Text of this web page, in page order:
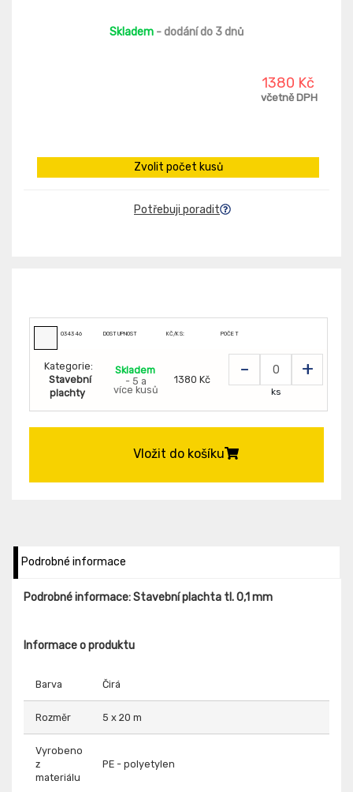
Skladem - dodání do 3 dnů
1380 Kč
včetně DPH
Zvolit počet kusů
Potřebuji poradit
034346 DOSTUPNOST KČ/KS: POČET
Kategorie:
Stavební
plachty
Skladem
- 5 a
více kusů
1380 Kč - +
ks
Vložit do košíku
Podrobné informace
Podrobné informace: Stavební plachta tl. 0,1 mm
Informace o produktu
Barva Čirá
Rozměr 5 x 20 m
Vyrobeno
z
materiálu
PE - polyetylen